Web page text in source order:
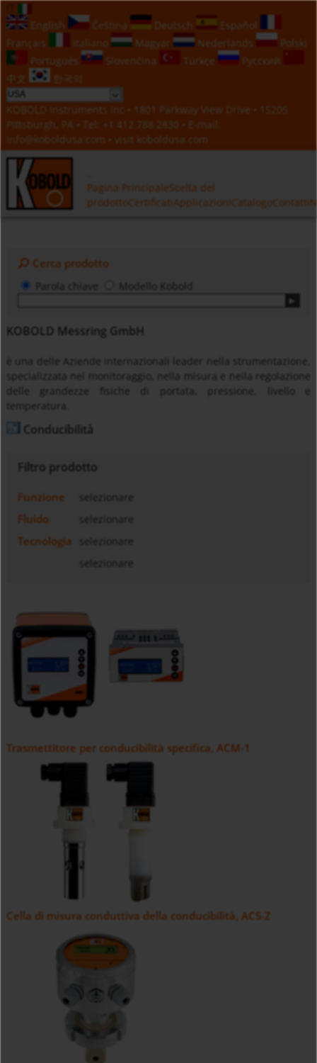
English
Čeština Deutsch
Español
Français
Italiano Magyar Nederlands
Polski
Português
Slovenčina Türkçe
Русский
中文
한국의
KOBOLD Instruments Inc • 1801 Parkway View Drive • 15205
Pittsburgh, PA • Tel:
+1 412 788 2830 • E-mail:
info@koboldusa.com • visit koboldusa.com
Pagina PrincipaleScelta del
prodottoCertificati Applicazioni CatalogoContatti
Cerca prodotto
Modello Kobold
KOBOLD Messring GmbH
è una delle Aziende internazionali leader nella strumentazione,
specializzata nel monitoraggio, nella misura e nella regolazione
delle grandezze fisiche di portata, pressione, livello e
Conducibilità
Filtro prodotto
Funzione
Fluido
Tecnologia
Trasmettitore per conducibilità specifica, ACM-1
Cella di misura conduttiva della conducibilità, ACS-Z